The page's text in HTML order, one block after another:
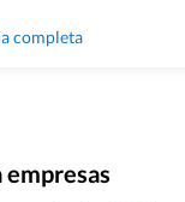
completa